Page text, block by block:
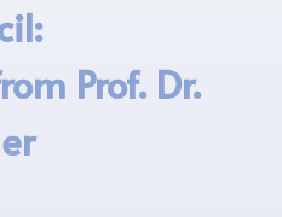
Prof. Dr.